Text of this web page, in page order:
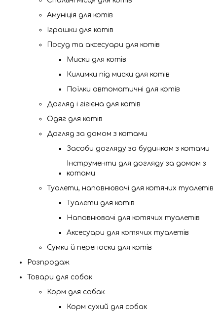
Амуніція для котів
Іграшки для котів
Посуд та аксесуари для котів
Миски для котів
Килимки під миски для котів
Поїлки автоматичні для котів
Догляд і гігієна для котів
Одяг для котів
Догляд за домом з котами
Засоби догляду за будинком з котами
Інструменти для догляду за домом з
котами
Туалети, наповнювачі для котячих туалетів
Туалети для котів
Наповнювачі для котячих туалетів
Аксесуари для котячих туалетів
Сумки й переноски для котів
Розпродаж
Товари для собак
Корм для собак
Корм сухий для собак